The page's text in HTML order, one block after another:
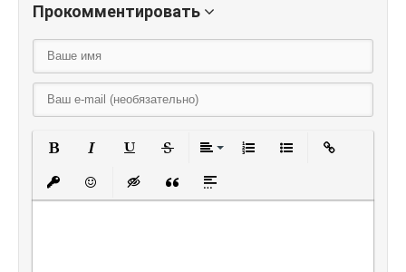
Прокомментировать
Вставить защищенную ссылку
Вставить смайлик
Вставка скрытого текста
Вставка цитаты
Вставка спойлера